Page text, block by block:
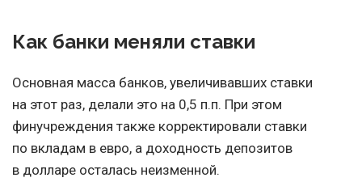
Как банки меняли ставки
Основная масса банков, увеличивавших ставки
на этот раз, делали это на 0,5 п.п. При этом
финучреждения также корректировали ставки
по вкладам в евро, а доходность депозитов
в долларе осталась неизменной.